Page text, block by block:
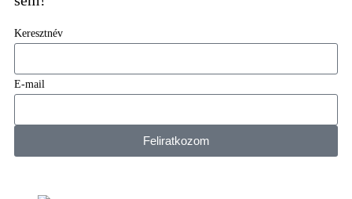
Keresztnév
E-mail
Feliratkozom